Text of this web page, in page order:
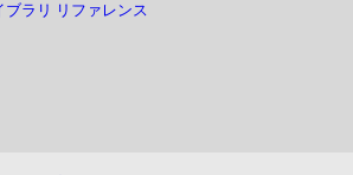
ブラリ リファレンス